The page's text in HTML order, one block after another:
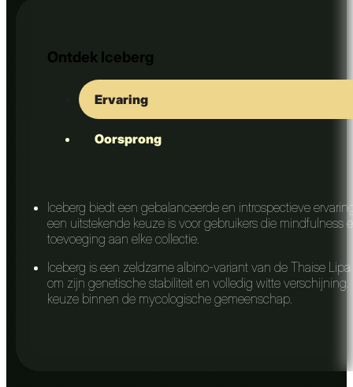
Ontdek Iceberg
Ervaring
Oorsprong
Iceberg biedt een gebalanceerde en introspectieve
een uitstekende keuze is voor gebruikers die
toevoeging aan elke collectie.
Iceberg is een zeldzame albino-variant van de Thaise
om zijn genetische stabiliteit en volledig witte
keuze binnen de mycologische gemeenschap.